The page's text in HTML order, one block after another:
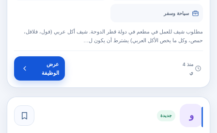
سياحة وسفر
مطلوب شيف للعمل في مطعم في دولة قطر الدوحة. شيف أكل عربي (فول، فلافل،
حمص، وكل ما يخص الأكل العربي) يشترط أن يكون ل…
منذ 4
ي
عرض
الوظيفة
و جديدة